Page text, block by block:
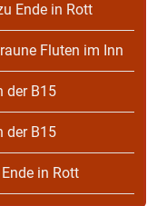
Ende in Rott
Fluten im Inn
der B15
der B15
in Rott